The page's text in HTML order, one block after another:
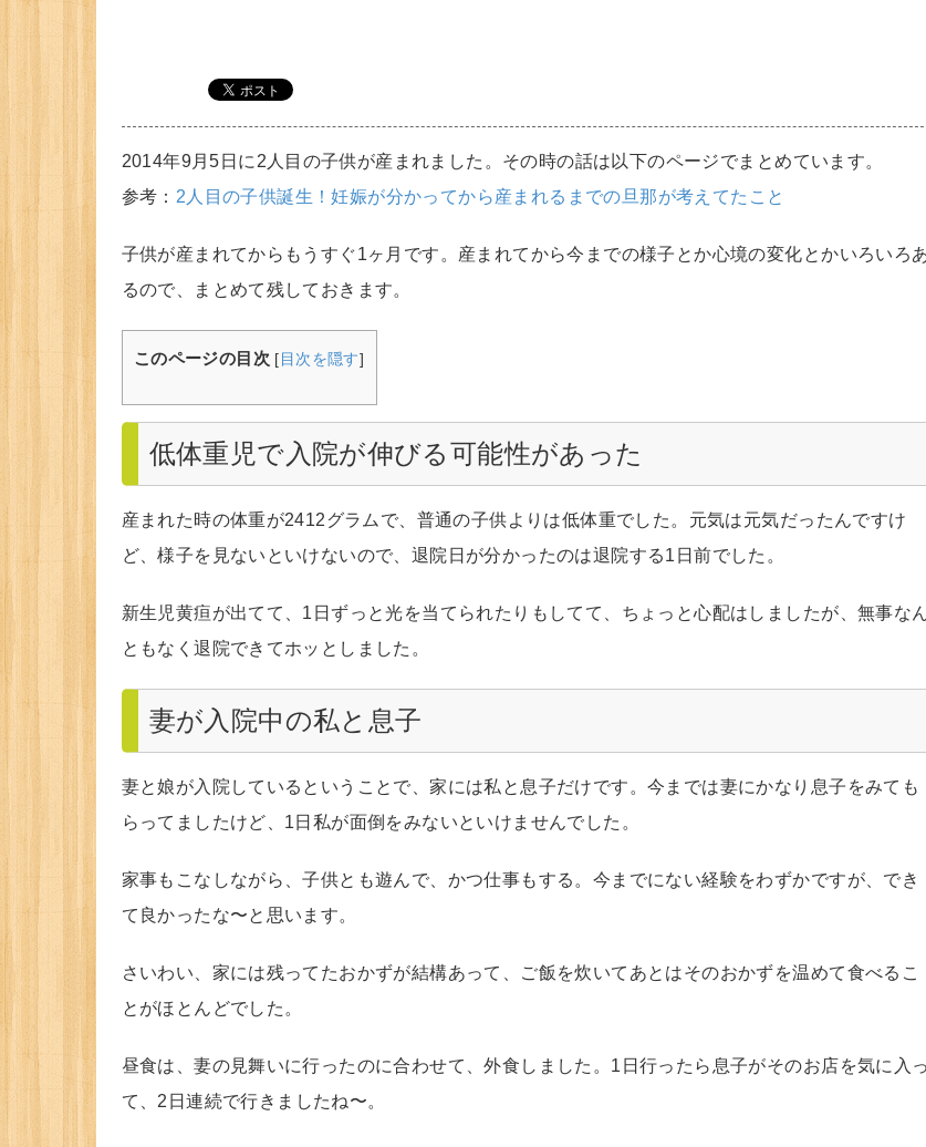
2014年9月5日に2人目の子供が産まれました。その時の話は以下のページでまとめています。
参考： 2人目の子供誕生！妊娠が分かってから産まれるまでの旦那が考えてたこと
子供が産まれてからもうすぐ1ヶ月です。産まれてから今までの様子とか心境の変化とかいろいろ
るので、まとめて残しておきます。
このページの目次 [ 目次を隠す]
低体重児で入院が伸びる可能性があった
産まれた時の体重が2412グラムで、普通の子供よりは低体重でした。元気は元気だったんですけ
ど、様子を見ないといけないので、退院日が分かったのは退院する1日前でした。
新生児黄疸が出てて、1日ずっと光を当てられたりもしてて、ちょっと心配はしましたが、無事な
ともなく退院できてホッとしました。
妻が入院中の私と息子
妻と娘が入院しているということで、家には私と息子だけです。今までは妻にかなり息子をみても
らってましたけど、1日私が面倒をみないといけませんでした。
家事もこなしながら、子供とも遊んで、かつ仕事もする。今までにない経験をわずかですが、でき
て良かったな〜と思います。
さいわい、家には残ってたおかずが結構あって、ご飯を炊いてあとはそのおかずを温めて食べるこ
とがほとんどでした。
昼食は、妻の見舞いに行ったのに合わせて、外食しました。1日行ったら息子がそのお店を気に入っ
て、2日連続で行きましたね〜。